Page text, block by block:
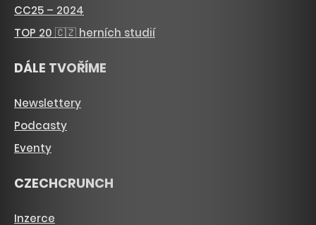
CC25 – 2024
TOP 20 🇨🇿 herních studií
DÁLE TVOŘÍME
Newslettery
Podcasty
Eventy
CZECHCRUNCH
Inzerce